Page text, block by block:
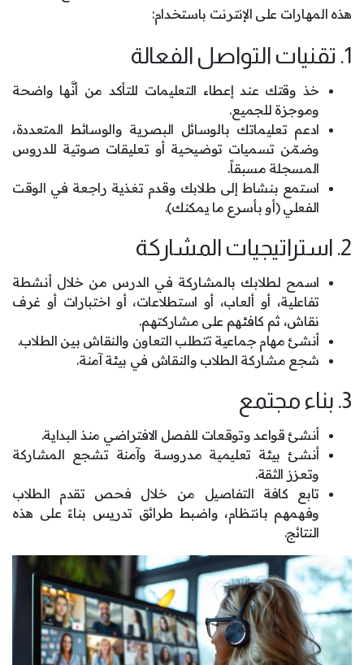
هذه المهارات على الإنترنت باستخدام:
1. تقنيات التواصل الفعالة
خذ وقتك عند إعطاء التعليمات للتأكد من أنَّها واضحة
وموجزة للجميع.
ادعم تعليماتك بالوسائل البصرية والوسائط المتعددة،
وضمّن تسميات توضيحية أو تعليقات صوتية للدروس
المسجلة مسبقاً.
استمع بنشاط إلى طلابك وقدم تغذية راجعة في الوقت
الفعلي (أو بأسرع ما يمكنك).
2. استراتيجيات المشاركة
اسمح لطلابك بالمشاركة في الدرس من خلال أنشطة
تفاعلية، أو ألعاب، أو استطلاعات، أو اختبارات أو غرف
نقاش، ثم كافئهم على مشاركتهم.
أنشئ مهام جماعية تتطلب التعاون والنقاش بين الطلاب.
شجع مشاركة الطلاب والنقاش في بيئة آمنة.
3. بناء مجتمع
أنشئ قواعد وتوقعات للفصل الافتراضي منذ البداية.
أنشئ بيئة تعليمية مدروسة وآمنة تشجع المشاركة
وتعزز الثقة.
تابع كافة التفاصيل من خلال فحص تقدم الطلاب
وفهمهم بانتظام، واضبط طرائق تدريس بناءً على هذه
النتائج.